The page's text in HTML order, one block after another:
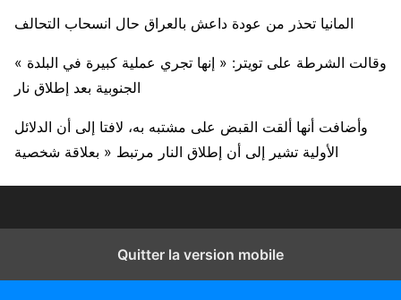
المانيا تحذر من عودة داعش بالعراق حال انسحاب التحالف
« وقالت الشرطة على تويتر: « إنها تجري عملية كبيرة في البلدة
الجنوبية بعد إطلاق نار
وأضافت أنها ألقت القبض على مشتبه به، لافتا إلى أن الدلائل
الأولية تشير إلى أن إطلاق النار مرتبط « بعلاقة شخصية
Quitter la version mobile